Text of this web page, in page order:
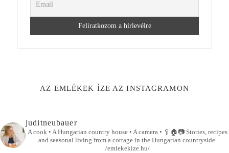
AZ EMLÉKEK ÍZE AZ INSTAGRAMON
juditneubauer
A cook • A Hungarian country house • A camera • 🥄🏠📷Stories, recipes
and seasonal living from a cottage in the Hungarian countryside.
/emlekekize.hu/